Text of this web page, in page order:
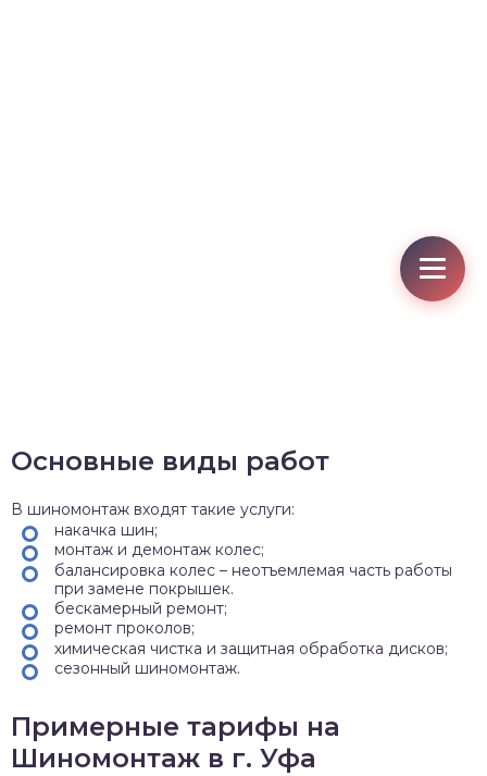
Основные виды работ
В шиномонтаж входят такие услуги:
накачка шин;
монтаж и демонтаж колес;
балансировка колес – неотъемлемая часть работы
при замене покрышек.
бескамерный ремонт;
ремонт проколов;
химическая чистка и защитная обработка дисков;
сезонный шиномонтаж.
Примерные тарифы на
Шиномонтаж в г. Уфа